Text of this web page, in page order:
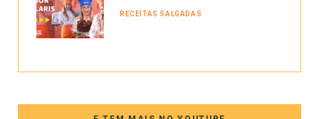
RECEITAS SALGADAS